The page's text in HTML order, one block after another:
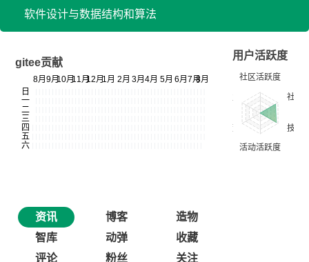
软件设计与数据结构和算法
gitee贡献
用户活跃度
资讯 博客
造物
智库
动弹
收藏
评论
粉丝 关注